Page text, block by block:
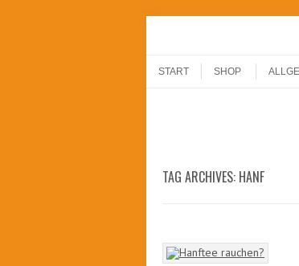
START
SHOP
TAG ARCHIVES: HANF